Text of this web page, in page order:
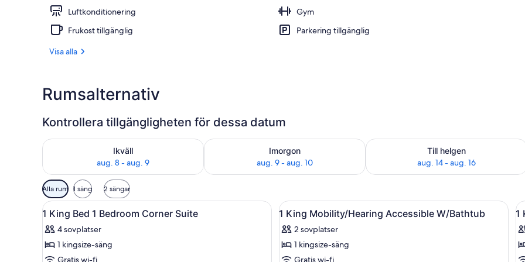
Luftkonditionering
Gym
Frukost tillgänglig
Parkering tillgänglig
Visa alla
Rumsalternativ
Kontrollera tillgängligheten för dessa datum
Ikväll
aug. 8 - aug. 9
Kontrollera tillgängligheten för ikväll aug. 8 - aug. 9
Imorgon
aug. 9 - aug. 10
Kontrollera tillgängligheten för imorgon aug. 9 - aug. 10
Till helgen
aug. 14 - aug. 16
Kontrollera tillgängligheten för den
Tillgängliga
filter
för
Alla rum 1 säng 2 sängar
Öppna
alla
foton
för
Ett rymligt vardagsrum med en hörnsoffa, fåtöljer, ett soffbord och en öppen spis.
6
1 King Bed 1 Bedroom Corner Suite
4 sovplatser
1 kingsize-säng
Gratis wi-fi
Öppna
alla
foton
för
Ett rymligt vardagsrum med en
6
1 King Mobility/Hearing Accessible W/Bathtub
2 sovplatser
1 kingsize-säng
Gratis wi-fi
1